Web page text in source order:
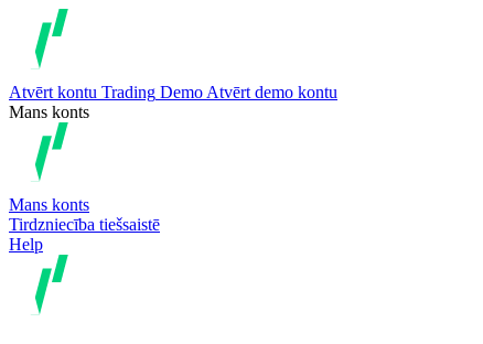
Atvērt kontu Trading Demo Atvērt demo kontu
Mans konts
Mans konts
Tirdzniecība tiešsaistē
Help